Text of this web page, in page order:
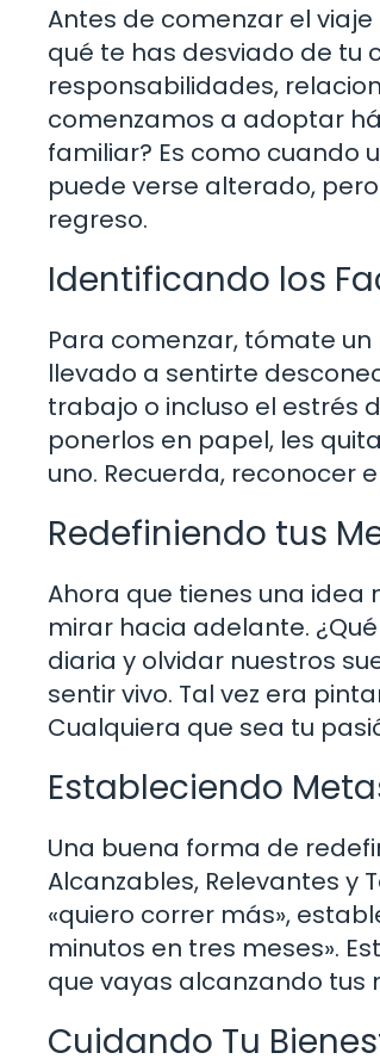
Antes de comenzar el
qué te has desviado de tu
responsabilidades,
comenzamos a adoptar
familiar? Es como cuando
puede verse alterado,
regreso.
Identificando los
Para comenzar, tómate
llevado a sentirte
trabajo o incluso el estrés
ponerlos en papel, les
uno. Recuerda, reconocer
Redefiniendo tus
Ahora que tienes una idea
mirar hacia adelante.
diaria y olvidar nuestros
sentir vivo. Tal vez era
Cualquiera que sea tu
Estableciendo
Una buena forma de
Alcanzables, Relevantes y
«quiero correr más»,
minutos en tres meses».
que vayas alcanzando tus
Cuidando Tu